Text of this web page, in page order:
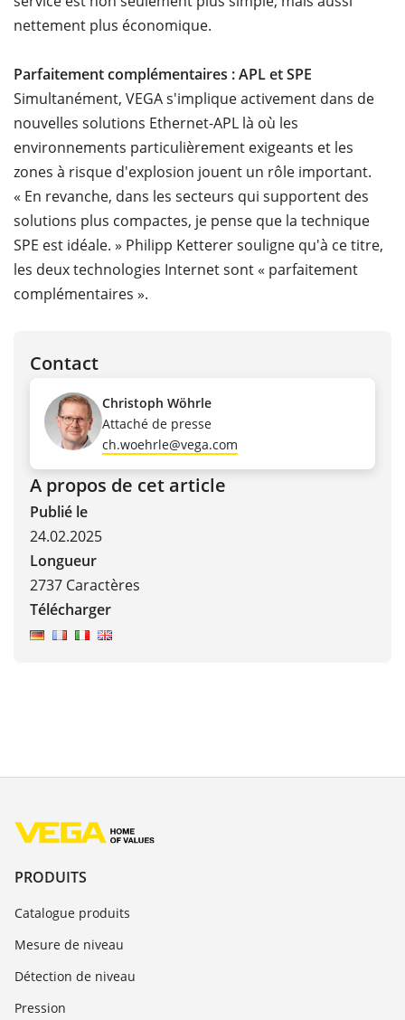
nettement plus économique.
Parfaitement complémentaires : APL et SPE
Simultanément, VEGA s'implique activement dans de
nouvelles solutions Ethernet-APL là où les
environnements particulièrement exigeants et les
zones à risque d'explosion jouent un rôle important.
« En revanche, dans les secteurs qui supportent des
solutions plus compactes, je pense que la technique
SPE est idéale. » Philipp Ketterer souligne qu'à ce titre,
les deux technologies Internet sont « parfaitement
complémentaires ».
Contact
Christoph Wöhrle
Attaché de presse
ch.woehrle@vega.com
A propos de cet article
Publié le
24.02.2025
Longueur
2737 Caractères
Télécharger
PRODUITS
Catalogue produits
Mesure de niveau
Détection de niveau
Pression